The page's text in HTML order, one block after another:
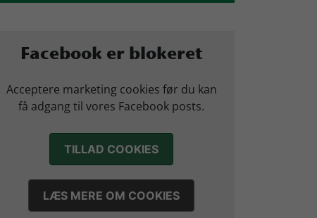
17. juli 2026
Marius Nørsøller udlejes til HØJ Elite
14. juli 2026
Facebook er blokeret
Acceptere marketing cookies før du kan
få adgang til vores Facebook posts.
TILLAD COOKIES
LÆS MERE OM COOKIES